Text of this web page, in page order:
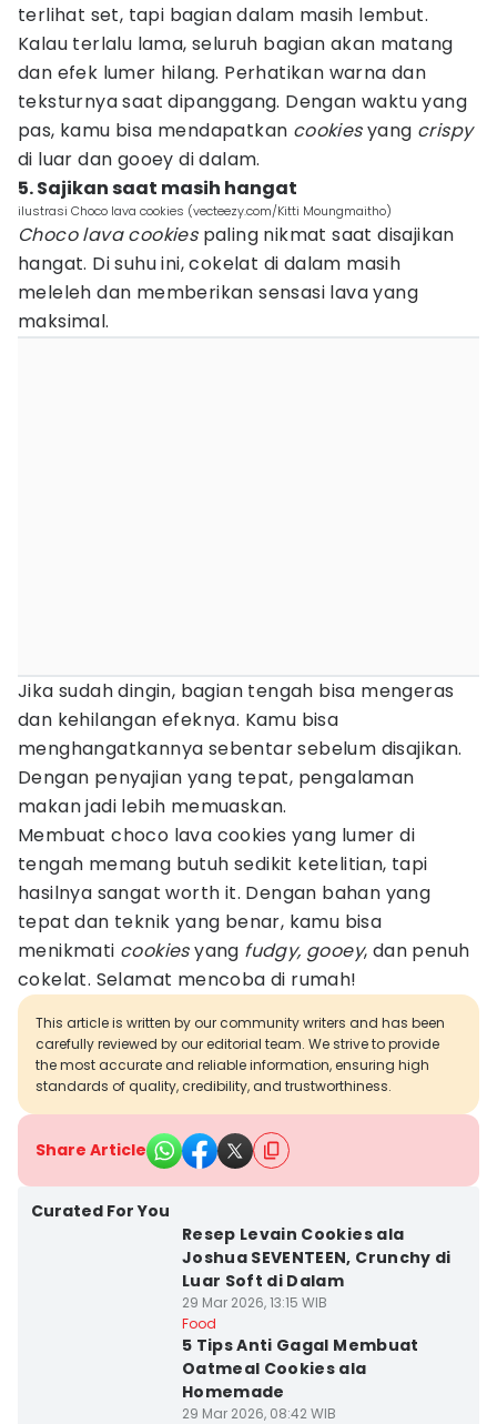
terlihat set, tapi bagian dalam masih lembut.
Kalau terlalu lama, seluruh bagian akan matang
dan efek lumer hilang. Perhatikan warna dan
teksturnya saat dipanggang. Dengan waktu yang
pas, kamu bisa mendapatkan cookiesyang crispy
di luar dan gooey di dalam.
5. Sajikan saat masih hangat
ilustrasi Choco lava cookies (vecteezy.com/Kitti Moungmaitho)
Choco lava cookiespaling nikmat saat disajikan
hangat. Di suhu ini, cokelat di dalam masih
meleleh dan memberikan sensasi lava yang
maksimal.
Jika sudah dingin, bagian tengah bisa mengeras
dan kehilangan efeknya. Kamu bisa
menghangatkannya sebentar sebelum disajikan.
Dengan penyajian yang tepat, pengalaman
makan jadi lebih memuaskan.
Membuat choco lava cookies yang lumer di
tengah memang butuh sedikit ketelitian, tapi
hasilnya sangat worth it. Dengan bahan yang
tepat dan teknik yang benar, kamu bisa
menikmati cookiesyang fudgy, gooey, dan penuh
cokelat. Selamat mencoba di rumah!
This article is written by our community writers and has been
carefully reviewed by our editorial team. We strive to provide
the most accurate and reliable information, ensuring high
standards of quality, credibility, and trustworthiness.
Share Article
Curated For You
Resep Levain Cookies ala
Joshua SEVENTEEN, Crunchy di
Luar Soft di Dalam
29 Mar 2026, 13:15 WIB
Food
5 Tips Anti Gagal Membuat
Oatmeal Cookies ala
Homemade
29 Mar 2026, 08:42 WIB